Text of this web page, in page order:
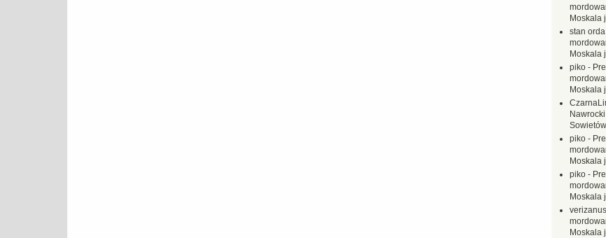
Moskala
stan orda
Moskala
piko -
Moskala
piko -
Moskala
piko -
Moskala
verizanus
Moskala